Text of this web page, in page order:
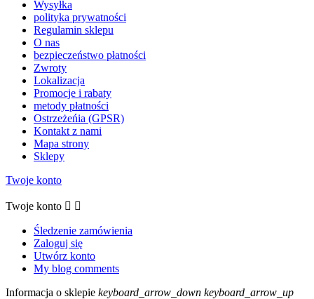
Wysyłka
polityka prywatności
Regulamin sklepu
O nas
bezpieczeństwo płatności
Zwroty
Lokalizacja
Promocje i rabaty
metody płatności
Ostrzeżeńia (GPSR)
Kontakt z nami
Mapa strony
Sklepy
Twoje konto
Twoje konto  
Śledzenie zamówienia
Zaloguj się
Utwórz konto
My blog comments
Informacja o sklepie keyboard_arrow_down keyboard_arrow_up